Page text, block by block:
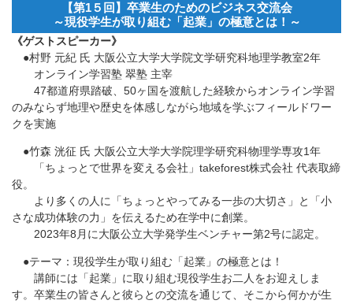
【第1５回】卒業生のためのビジネス交流会
～現役学生が取り組む「起業」の極意とは！～
《ゲストスピーカー》
●村野 元紀 氏 大阪公立大学大学院文学研究科地理学教室2年
オンライン学習塾 翠塾 主宰
47都道府県踏破、50ヶ国を渡航した経験からオンライン学習
のみならず地理や歴史を体感しながら地域を学ぶフィールドワー
クを実施
●竹森 洸征 氏 大阪公立大学大学院理学研究科物理学専攻1年
「ちょっとで世界を変える会社」takeforest株式会社 代表取締
役。
より多くの人に「ちょっとやってみる一歩の大切さ」と「小
さな成功体験の力」を伝えるため在学中に創業。
2023年8月に大阪公立大学発学生ベンチャー第2号に認定。
●テーマ：現役学生が取り組む「起業」の極意とは！
講師には「起業」に取り組む現役学生お二人をお迎えしま
す。卒業生の皆さんと彼らとの交流を通じて、そこから何かが生